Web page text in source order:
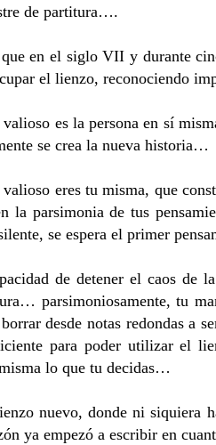
de partitura….
en el siglo VII y durante
el lienzo, reconociendo
es la persona en sí
se crea la nueva historia…
eres tu misma, que
la parsimonia de tus
se espera el primer
de detener el caos de
parsimoniosamente, tu
desde notas redondas a
para poder utilizar el
lo que tu decidas…
nuevo, donde ni siquiera
ya empezó a escribir en